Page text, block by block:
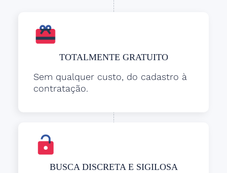
TOTALMENTE GRATUITO
Sem qualquer custo, do cadastro à
contratação.
BUSCA DISCRETA E SIGILOSA